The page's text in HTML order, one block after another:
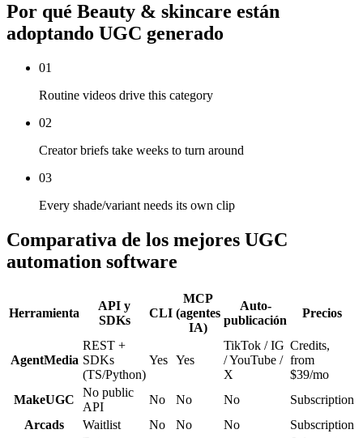
Por qué Beauty & skincare están
adoptando UGC generado
01
Routine videos drive this category
02
Creator briefs take weeks to turn around
03
Every shade/variant needs its own clip
Comparativa de los mejores UGC
automation software
Herramienta
API y
SDKs
CLI
MCP
(agentes
IA)
Auto-
publicación
Precios
AgentMedia
REST +
SDKs
(TS/Python)
Yes Yes
TikTok / IG
/ YouTube /
X
Credits,
from
$39/mo
MakeUGC
No public
API
No No No
Subscription
Arcads
Waitlist No No No
Subscription